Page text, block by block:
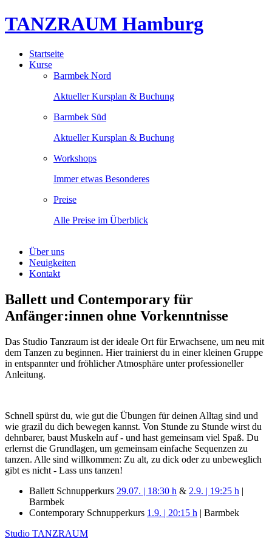
TANZRAUM Hamburg
Startseite
Kurse
Barmbek Nord
Aktueller Kursplan & Buchung
Barmbek Süd
Aktueller Kursplan & Buchung
Workshops
Immer etwas Besonderes
Preise
Alle Preise im Überblick
Über uns
Neuigkeiten
Kontakt
Ballett und Contemporary für
Anfänger:innen ohne Vorkenntnisse
Das Studio Tanzraum ist der ideale Ort für Erwachsene, um neu mit
dem Tanzen zu beginnen. Hier trainierst du in einer kleinen Gruppe
in entspannter und fröhlicher Atmosphäre unter professioneller
Anleitung.
Schnell spürst du, wie gut die Übungen für deinen Alltag sind und
wie grazil du dich bewegen kannst. Von Stunde zu Stunde wirst du
dehnbarer, baust Muskeln auf - und hast gemeinsam viel Spaß. Du
erlernst die Grundlagen, um gemeinsam einfache Sequenzen zu
tanzen. Alle sind willkommen: Zu alt, zu dick oder zu unbeweglich
gibt es nicht - Lass uns tanzen!
Ballett Schnupperkurs 29.07. | 18:30 h & 2.9. | 19:25 h |
Barmbek
Contemporary Schnupperkurs 1.9. | 20:15 h | Barmbek
Studio TANZRAUM